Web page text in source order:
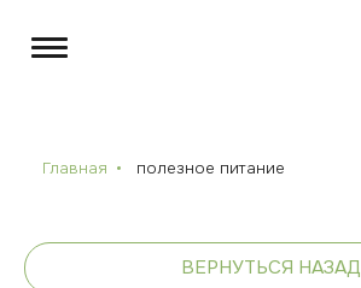
Главная полезное питание
ВЕРНУТЬСЯ НАЗАД